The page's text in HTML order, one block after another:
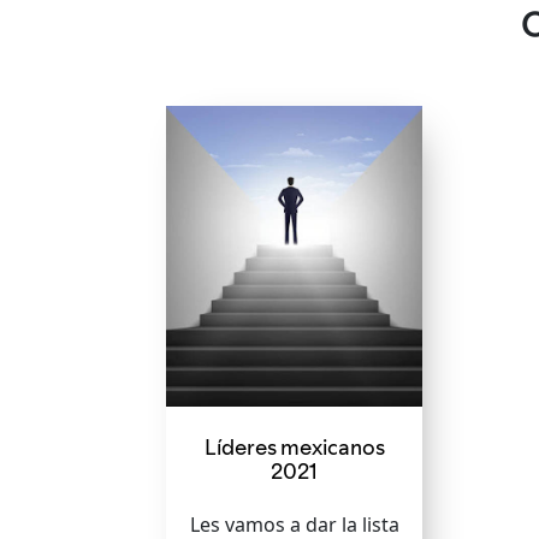
Líderes mexicanos
2021
Les vamos a dar la lista